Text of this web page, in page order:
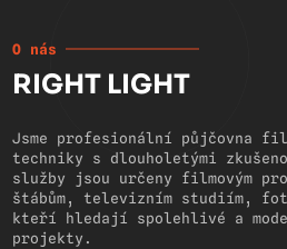
O nás
RIGHT LIGHT
Jsme profesionální půjčovna
techniky s dlouholetými
služby jsou určeny filmovým
štábům, televizním studiím,
kteří hledají spolehlivé a
projekty.